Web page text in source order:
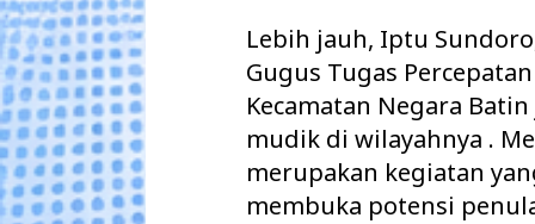
Lebih jauh, Iptu
Gugus Tugas
Kecamatan Negara
mudik di wilayahnya .
merupakan kegiatan
membuka potensi